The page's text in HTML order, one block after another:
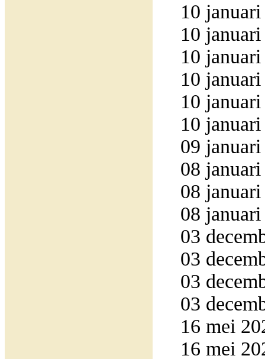
10
10
10
10
10
10
09
08
08
08
03
03
03
03
16 mei
16 mei